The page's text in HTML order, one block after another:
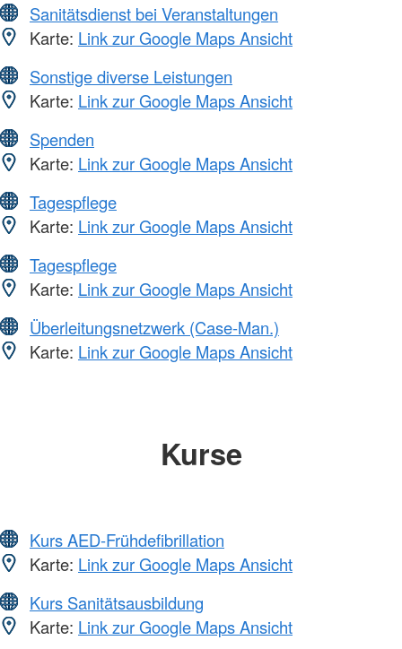
Sanitätsdienst bei Veranstaltungen
Karte: Link zur Google Maps Ansicht
Sonstige diverse Leistungen
Karte: Link zur Google Maps Ansicht
Spenden
Karte: Link zur Google Maps Ansicht
Tagespflege
Karte: Link zur Google Maps Ansicht
Tagespflege
Karte: Link zur Google Maps Ansicht
Überleitungsnetzwerk (Case-Man.)
Karte: Link zur Google Maps Ansicht
Kurse
Kurs AED-Frühdefibrillation
Karte: Link zur Google Maps Ansicht
Kurs Sanitätsausbildung
Karte: Link zur Google Maps Ansicht